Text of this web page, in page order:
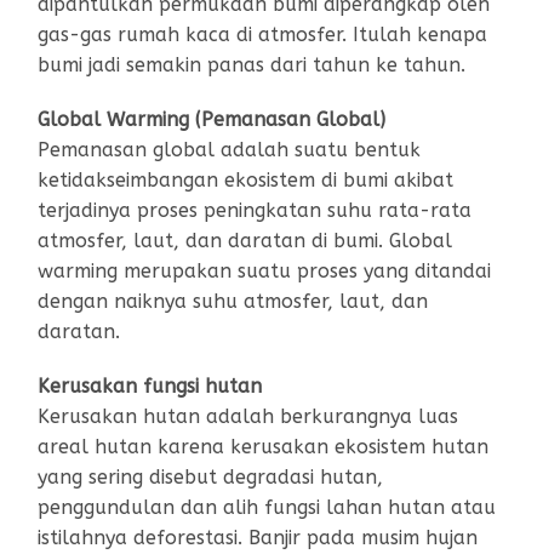
gas-gas rumah kaca di atmosfer. Itulah kenapa
bumi jadi semakin panas dari tahun ke tahun.
Global Warming (Pemanasan Global)
Pemanasan global adalah suatu bentuk
ketidakseimbangan ekosistem di bumi akibat
terjadinya proses peningkatan suhu rata-rata
atmosfer, laut, dan daratan di bumi. Global
warming merupakan suatu proses yang ditandai
dengan naiknya suhu atmosfer, laut, dan
daratan.
Kerusakan fungsi hutan
Kerusakan hutan adalah berkurangnya luas
areal hutan karena kerusakan ekosistem hutan
yang sering disebut degradasi hutan,
penggundulan dan alih fungsi lahan hutan atau
istilahnya deforestasi. Banjir pada musim hujan